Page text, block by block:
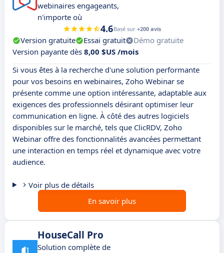
webinaires engageants,
n'importe où
4.6Basé sur +200 avis
Version gratuite Essai gratuit
Démo gratuite
Version payante dès 8,00 $US /mois
Si vous êtes à la recherche d'une solution performante
pour vos besoins en webinaires, Zoho Webinar se
présente comme une option intéressante, adaptable aux
exigences des professionnels désirant optimiser leur
communication en ligne. À côté des autres logiciels
disponibles sur le marché, tels que ClicRDV, Zoho
Webinar offre des fonctionnalités avancées permettant
une interaction en temps réel et dynamique avec votre
audience.
Voir plus de détails
En savoir plus
HouseCall Pro
Solution complète de